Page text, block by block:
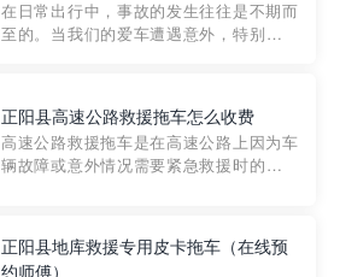
在日常出行中，事故的发生往往是不期而
至的。当我们的爱车遭遇意外，特别是在
细解析一下市区事故救援拖车的收费标
准，以及在选用拖车服务时应注...
正阳县高速公路救援拖车怎么收费
高速公路救援拖车是在高速公路上因为车
辆故障或意外情况需要紧急救援时的必备
路救援拖车的收费标准是由当地交通管理
正阳县地库救援专用皮卡拖车（在线预
约师傅）